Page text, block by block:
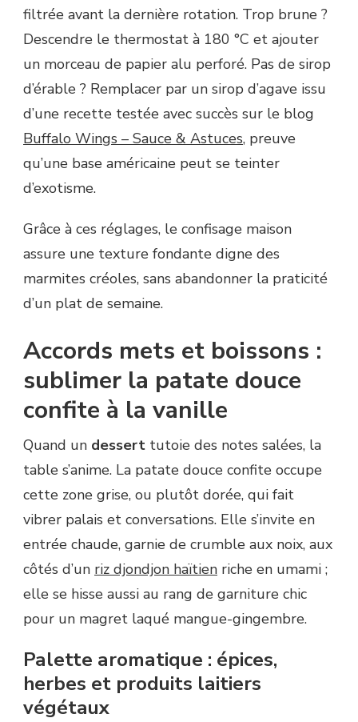
filtrée avant la dernière rotation. Trop brune ?
Descendre le thermostat à 180 °C et ajouter
un morceau de papier alu perforé. Pas de sirop
d’érable ? Remplacer par un sirop d’agave issu
d’une recette testée avec succès sur le blog
Buffalo Wings – Sauce & Astuces, preuve
qu’une base américaine peut se teinter
d’exotisme.
Grâce à ces réglages, le confisage maison
assure une texture fondante digne des
marmites créoles, sans abandonner la praticité
d’un plat de semaine.
Accords mets et boissons :
sublimer la patate douce
confite à la vanille
Quand un dessert tutoie des notes salées, la
table s’anime. La patate douce confite occupe
cette zone grise, ou plutôt dorée, qui fait
vibrer palais et conversations. Elle s’invite en
entrée chaude, garnie de crumble aux noix, aux
côtés d’un riz djondjon haïtien riche en umami ;
elle se hisse aussi au rang de garniture chic
pour un magret laqué mangue-gingembre.
Palette aromatique : épices,
herbes et produits laitiers
végétaux